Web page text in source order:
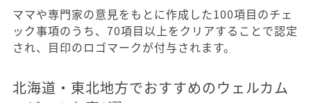
ママや専門家の意見をもとに作成した100項目のチェ
ック事項のうち、70項目以上をクリアすることで認定
され、目印のロゴマークが付与されます。
北海道・東北地方でおすすめのウェルカム